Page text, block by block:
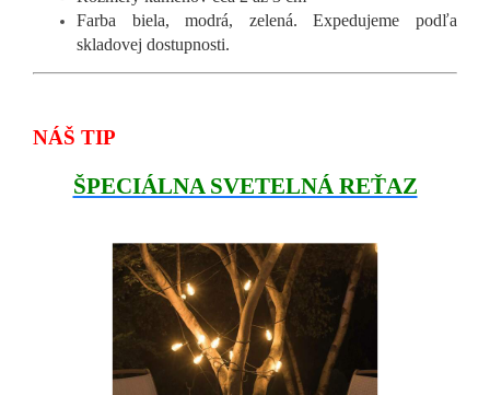
Farba biela, modrá, zelená. Expedujeme podľa
skladovej dostupnosti.
NÁŠ TIP
ŠPECIÁLNA SVETELNÁ REŤAZ